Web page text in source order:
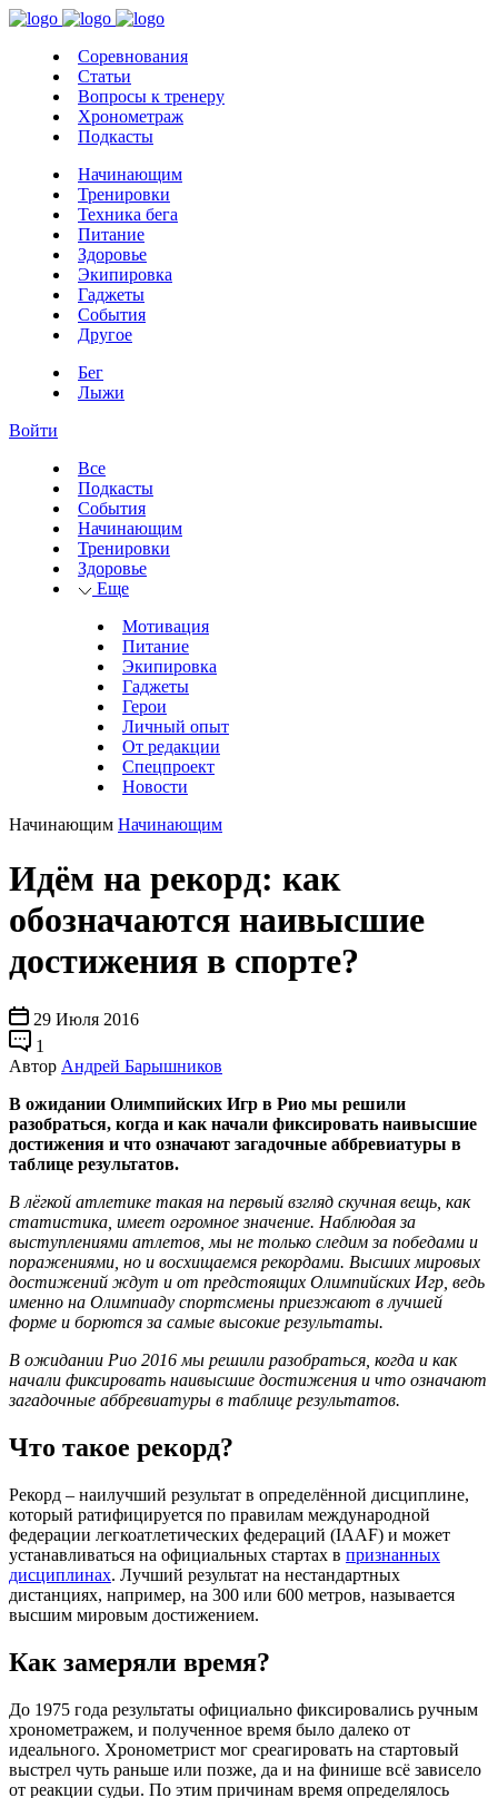
Соревнования
Статьи
Вопросы к тренеру
Хронометраж
Подкасты
Начинающим
Тренировки
Техника бега
Питание
Здоровье
Экипировка
Гаджеты
События
Другое
Бег
Лыжи
Войти
Все
Подкасты
События
Начинающим
Тренировки
Здоровье
Еще
Мотивация
Питание
Экипировка
Гаджеты
Герои
Личный опыт
От редакции
Спецпроект
Новости
Начинающим Начинающим
Идём на рекорд: как
обозначаются наивысшие
достижения в спорте?
29 Июля 2016
1
Автор Андрей Барышников
В ожидании Олимпийских Игр в Рио мы решили
разобраться, когда и как начали фиксировать наивысшие
достижения и что означают загадочные аббревиатуры в
таблице результатов.
В лёгкой атлетике такая на первый взгляд скучная вещь, как
статистика, имеет огромное значение. Наблюдая за
выступлениями атлетов, мы не только следим за победами и
поражениями, но и восхищаемся рекордами. Высших мировых
достижений ждут и от предстоящих Олимпийских Игр, ведь
именно на Олимпиаду спортсмены приезжают в лучшей
форме и борются за самые высокие результаты.
В ожидании Рио 2016 мы решили разобраться, когда и как
начали фиксировать наивысшие достижения и что означают
загадочные аббревиатуры в таблице результатов.
Что такое рекорд?
Рекорд – наилучший результат в определённой дисциплине,
который ратифицируется по правилам международной
федерации легкоатлетических федераций (IAAF) и может
устанавливаться на официальных стартах в признанных
дисциплинах. Лучший результат на нестандартных
дистанциях, например, на 300 или 600 метров, называется
высшим мировым достижением.
Как замеряли время?
До 1975 года результаты официально фиксировались ручным
хронометражем, и полученное время было далеко от
идеального. Хронометрист мог среагировать на стартовый
выстрел чуть раньше или позже, да и на финише всё зависело
от реакции судьи. По этим причинам время определялось